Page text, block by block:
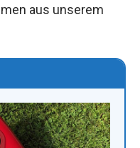
aus unserem